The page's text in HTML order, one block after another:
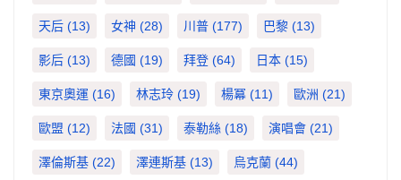
天后 (13) 女神 (28) 川普 (177) 巴黎 (13)
影后 (13) 德國 (19) 拜登 (64) 日本 (15)
東京奧運 (16) 林志玲 (19) 楊冪 (11) 歐洲 (21)
歐盟 (12) 法國 (31) 泰勒絲 (18) 演唱會 (21)
澤倫斯基 (22) 澤連斯基 (13) 烏克蘭 (44)